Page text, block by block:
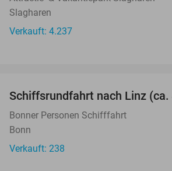
Slagharen
Verkauft: 4.237
Schiffsrundfahrt nach Linz (ca.
Bonner Personen Schifffahrt
Bonn
Verkauft: 238